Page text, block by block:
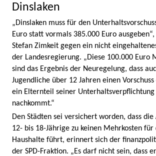
Dinslaken
„Dinslaken muss für den
Euro statt vormals 385.000 Euro
Stefan Zimkeit gegen ein nicht
der Landesregierung. „Diese 100.000 Euro
sind das Ergebnis der Neuregelung, dass
Jugendliche über 12 Jahren einen
ein Elternteil seiner
nachkommt.“
Den Städten sei versichert worden, dass
12- bis 18-Jährige zu keinen Mehrkosten
Haushalte führt, erinnert sich der
der SPD-Fraktion. „Es darf nicht sein, dass